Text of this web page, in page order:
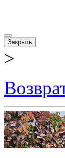
Закрыть
>